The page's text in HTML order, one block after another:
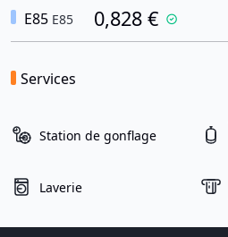
E85 E85 0,828 €
Services
Station de gonflage
Laverie